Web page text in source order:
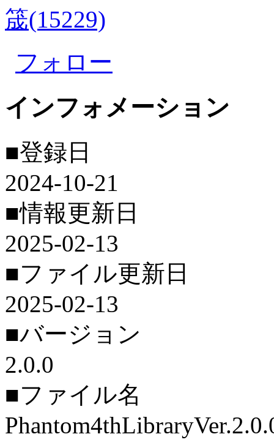
筬(15229)
フォロー
インフォメーション
■登録日
2024-10-21
■情報更新日
2025-02-13
■ファイル更新日
2025-02-13
■バージョン
2.0.0
■ファイル名